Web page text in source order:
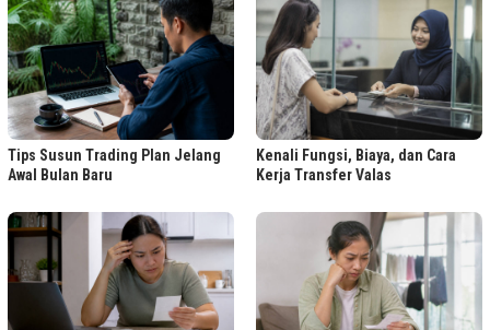
Tips Susun Trading Plan Jelang
Awal Bulan Baru
Kenali Fungsi, Biaya, dan Cara
Kerja Transfer Valas